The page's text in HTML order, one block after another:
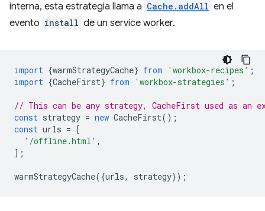
interna, esta estrategia llama a Cache.addAll en el
evento install de un service worker.
import {warmStrategyCache} from 'workbox-recipes' ;
import {CacheFirst} from 'workbox-strategies' ;
// This can be any strategy, CacheFirst used as an
const strategy = new CacheFirst();
const urls = [
'/offline.html' ,
];
warmStrategyCache({urls, strategy});